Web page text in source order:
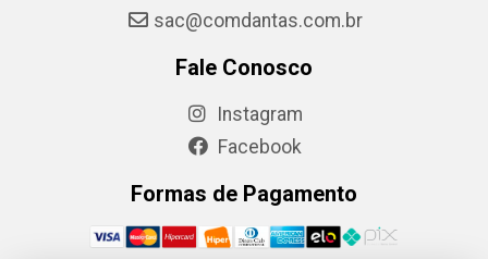
sac@comdantas.com.br
Fale Conosco
Instagram
Facebook
Formas de Pagamento